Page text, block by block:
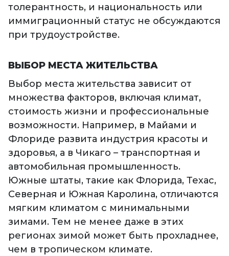
толерантность, и национальность или
иммиграционный статус не обсуждаются
при трудоустройстве.
ВЫБОР МЕСТА ЖИТЕЛЬСТВА
Выбор места жительства зависит от
множества факторов, включая климат,
стоимость жизни и профессиональные
возможности. Например, в Майами и
Флориде развита индустрия красоты и
здоровья, а в Чикаго – транспортная и
автомобильная промышленность.
Южные штаты, такие как Флорида, Техас,
Северная и Южная Каролина, отличаются
мягким климатом с минимальными
зимами. Тем не менее даже в этих
регионах зимой может быть прохладнее,
чем в тропическом климате.